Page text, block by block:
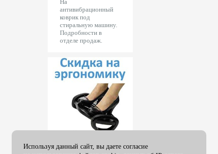
мм
Пленка ламинирования 457
мм
Пленка ламинирования 480
Пленка ламинирования 510
мм
Пленка ламинирования 635
Пленка ламинирования 650
Фальцовщики Cyklos
Фальцовщики Uchida
Прессы для тиснения OPUS
На
антивибрационный
коврик под
стиральную машину.
Подробности в
отделе продаж.
Используя данный сайт, вы даете согласие